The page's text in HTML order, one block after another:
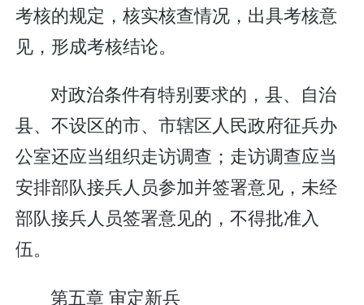
考核的规定，核实核查情况，出具考核意
见，形成考核结论。
对政治条件有特别要求的，县、自治
县、不设区的市、市辖区人民政府征兵办
公室还应当组织走访调查；走访调查应当
安排部队接兵人员参加并签署意见，未经
部队接兵人员签署意见的，不得批准入
伍。
第五章 审定新兵